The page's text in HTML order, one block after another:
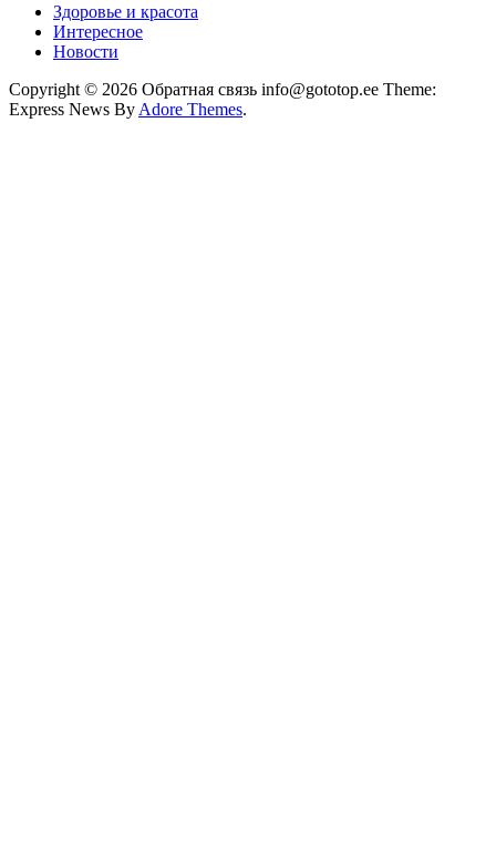
Здоровье и красота
Интересное
Новости
Copyright © 2026 Обратная связь info@gototop.ee Theme:
Express News By Adore Themes.